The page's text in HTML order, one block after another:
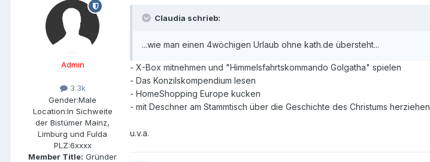
Admin
3.3k
Gender:Male
Location:In Sichweite
der Bistümer Mainz,
Limburg und Fulda
PLZ:6xxxx
Member Title: Gründer
Claudia schrieb:
...wie man einen 4wöchigen Urlaub ohne kath.de übersteht...
- X-Box mitnehmen und "Himmelsfahrtskommando Golgatha" spielen
- Das Konzilskompendium lesen
- HomeShopping Europe kucken
- mit Deschner am Stammtisch über die Geschichte des Christums herziehen
u.v.a.